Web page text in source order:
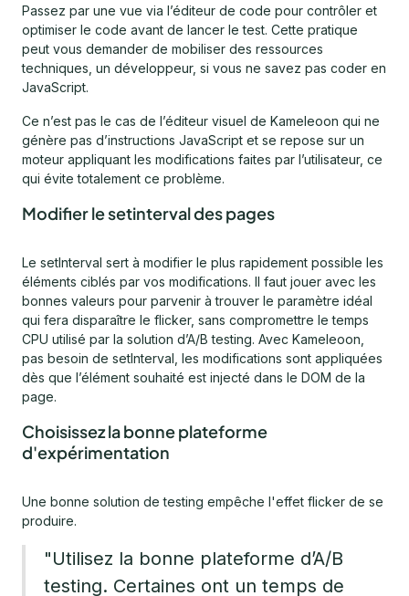
Passez par une vue via l’éditeur de code pour contrôler et
optimiser le code avant de lancer le test. Cette pratique
peut vous demander de mobiliser des ressources
techniques, un développeur, si vous ne savez pas coder en
JavaScript.
Ce n’est pas le cas de l’éditeur visuel de Kameleoon qui ne
génère pas d’instructions JavaScript et se repose sur un
moteur appliquant les modifications faites par l’utilisateur, ce
qui évite totalement ce problème.
Modifier le setinterval des pages
Le setInterval sert à modifier le plus rapidement possible les
éléments ciblés par vos modifications. Il faut jouer avec les
bonnes valeurs pour parvenir à trouver le paramètre idéal
qui fera disparaître le flicker, sans compromettre le temps
CPU utilisé par la solution d’A/B testing. Avec Kameleoon,
pas besoin de setInterval, les modifications sont appliquées
dès que l’élément souhaité est injecté dans le DOM de la
page.
Choisissez la bonne plateforme
d'expérimentation
Une bonne solution de testing empêche l'effet flicker de se
produire.
"Utilisez la bonne plateforme d’A/B
testing. Certaines ont un temps de